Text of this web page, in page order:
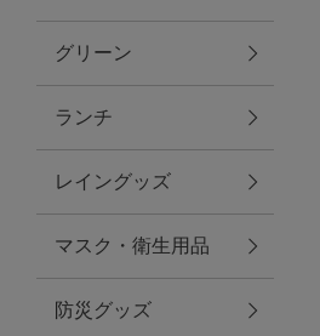
アクセサリー
ファッション雑貨
ファッショングッズ
スマホケース・アクセサリー
ポーチ
グリーン
ランチ
レイングッズ
マスク・衛生用品
防災グッズ